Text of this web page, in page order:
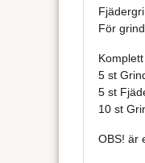
För
5 st
5 st
10 st
OBS! är